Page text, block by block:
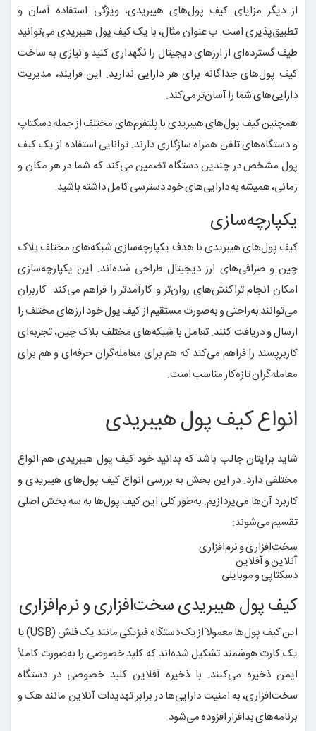
از دیگر مزایای کیف پول‌های هیبریدی، ویژگی استفاده آسان و
تطبیق‌پذیری است. ب‌ عنوان مثال، با یک کیف پول هیبریدی می‌توانید
طیف گسترده‌ای از ارزهای دیجیتال را نگهداری کنید و نیازی به ساخت
کیف پول‌های جداگانه برای هر دارایی ندارید. این فرایند، مدیریت
دارایی‌های شما را آسان‌تر می‌کند.
همچنین کیف پول‌های هیبریدی با پلتفرم‌های مختلف از جمله دسکتاپ
و دستگاه‌های تلفن همراه سازگاری دارند. توانایی استفاده از یک کیف
پول مشخص در چندین دستگاه تضمین می‌کند که شما در هر مکان و
زمانی، همیشه به دارایی‌های خود دسترسی کامل داشته باشید.
یکپارچه‌سازی
کیف پول‌های هیبریدی با هدف یکپارچه‌سازی شبکه‌های مختلف بلاک‌
چین و صرافی‌های ارز دیجیتال طراحی شده‌اند. این یکپارچه‌سازی
امکان انجام تراکنش‌های روان‌تر و کارآمدتر را فراهم می‌کند. کاربران
می‌توانند به‌راحتی و به‌صورت مستقیم از کیف پول خود ارز‌های مختلف را
ارسال و دریافت کنند. تعامل با شبکه‌های مختلف بلاک‌ چین، تجربه‌ای
کاربرپسند را فراهم می‌کند که هم برای معامله‌گران حرفه‌ای و هم برای
معامله‌گران تازه‌کار مناسب است.
انواع کیف پول هیبریدی
شاید برایتان جالب باشد که بدانید خود کیف پول هیبریدی هم انواع
مختلفی دارد. در این بخش به بررسی انواع کیف پول‌های هیبریدی و
کاربرد آن‌ها می‌پردازیم. به‌طور کلی این کیف‌ پول‌ها به سه بخش اصلی
تقسیم می‌شوند:
سخت‌افزاری و نرم‌افزاری
آنلاین و آفلاین
دسکتاپی و موبایلی
کیف پول هیبریدی سخت‌افزاری و نرم‌افزاری
این کیف پول‌ها معمولاً از یک دستگاه فیزیکی مانند یک فلش (USB) یا
یک کارت هوشمند تشکیل شده‌اند که کلید خصوصی را به‌صورت کاملاً
ایمن ذخیره می‌کنند. با ذخیره آفلاین کلید خصوصی در دستگاه
سخت‌افزاری، به امنیت دارایی‌ها در برابر تهدیدات آنلاین مانند هک و
برنامه‌های بدافزار افزوده می‌شود.